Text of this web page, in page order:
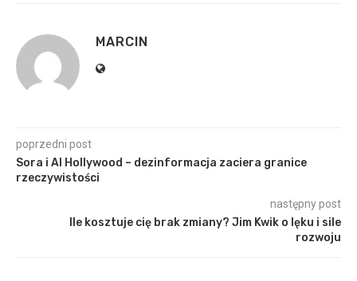
MARCIN
poprzedni post
Sora i AI Hollywood – dezinformacja zaciera granice
rzeczywistości
następny post
Ile kosztuje cię brak zmiany? Jim Kwik o lęku i sile
rozwoju